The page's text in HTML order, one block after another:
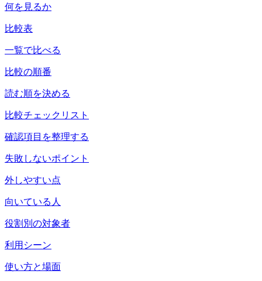
何を見るか
比較表
一覧で比べる
比較の順番
読む順を決める
比較チェックリスト
確認項目を整理する
失敗しないポイント
外しやすい点
向いている人
役割別の対象者
利用シーン
使い方と場面